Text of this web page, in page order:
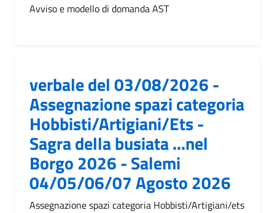
Avviso e modello di domanda AST
verbale del 03/08/2026 -
Assegnazione spazi categoria
Hobbisti/Artigiani/Ets -
Sagra della busiata ...nel
Borgo 2026 - Salemi
04/05/06/07 Agosto 2026
Assegnazione spazi categoria Hobbisti/Artigiani/ets